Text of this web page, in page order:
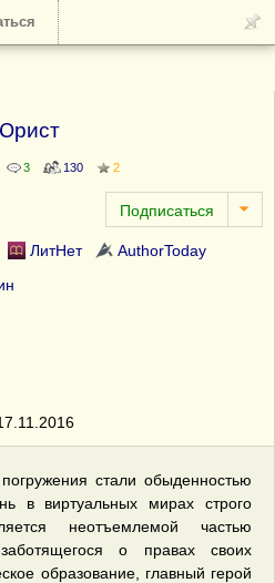
3 130 2
ЛитНет
AuthorToday
стали обыденностью
в виртуальных мирах строго
неотъемлемой частью
заботящегося о правах своих
образование, главный герой